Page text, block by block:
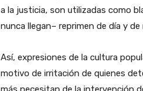
a la justicia, son utilizadas como
nunca llegan– reprimen de día y de
Así, expresiones de la cultura
motivo de irritación de quienes